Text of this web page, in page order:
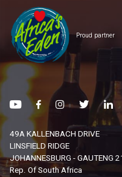
Proud partner
49A KALLENBACH DRIVE
LINSFIELD RIDGE
JOHANNESBURG - GAUTENG
Rep. Of South Africa